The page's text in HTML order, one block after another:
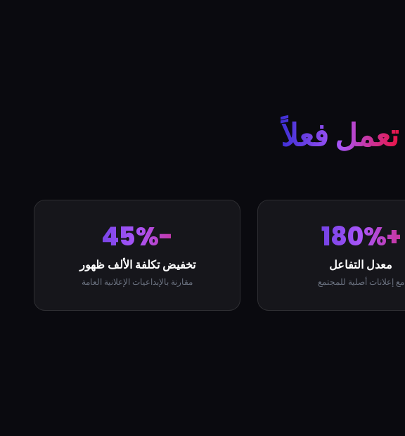
تعمل فعلاً
+180%
معدل التفاعل
مع إعلانات أصلية للمجتمع
-45%
تخفيض تكلفة الألف ظهور
مقارنة بالإبداعيات الإعلانية العامة